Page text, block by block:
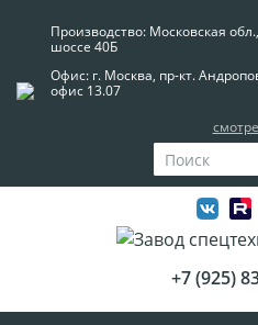
Производство: Московская
шоссе 40Б
Офис: г. Москва, пр-кт.
офис 13.07
+7 (925)